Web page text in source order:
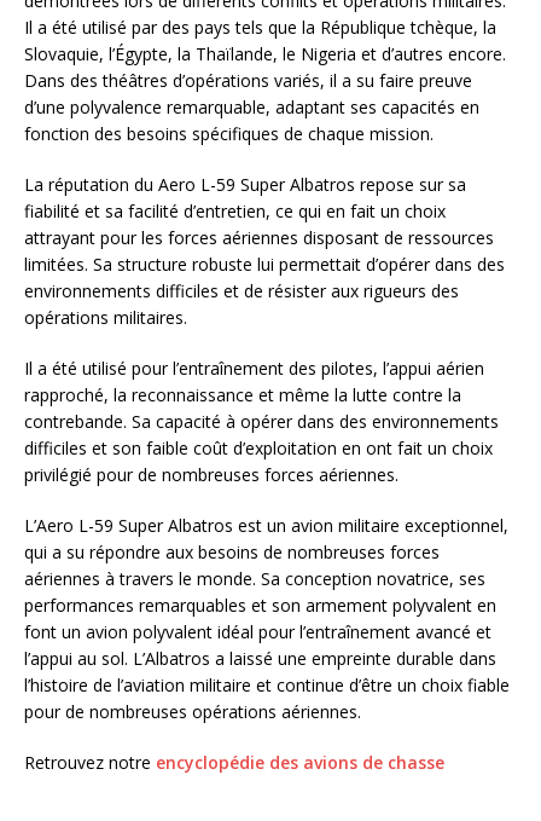
Il a été utilisé par des pays tels que la République tchèque, la
Slovaquie, l’Égypte, la Thaïlande, le Nigeria et d’autres encore.
Dans des théâtres d’opérations variés, il a su faire preuve
d’une polyvalence remarquable, adaptant ses capacités en
fonction des besoins spécifiques de chaque mission.
La réputation du Aero L-59 Super Albatros repose sur sa
fiabilité et sa facilité d’entretien, ce qui en fait un choix
attrayant pour les forces aériennes disposant de ressources
limitées. Sa structure robuste lui permettait d’opérer dans des
environnements difficiles et de résister aux rigueurs des
opérations militaires.
Il a été utilisé pour l’entraînement des pilotes, l’appui aérien
rapproché, la reconnaissance et même la lutte contre la
contrebande. Sa capacité à opérer dans des environnements
difficiles et son faible coût d’exploitation en ont fait un choix
privilégié pour de nombreuses forces aériennes.
L’Aero L-59 Super Albatros est un avion militaire exceptionnel,
qui a su répondre aux besoins de nombreuses forces
aériennes à travers le monde. Sa conception novatrice, ses
performances remarquables et son armement polyvalent en
font un avion polyvalent idéal pour l’entraînement avancé et
l’appui au sol. L’Albatros a laissé une empreinte durable dans
l’histoire de l’aviation militaire et continue d’être un choix fiable
pour de nombreuses opérations aériennes.
Retrouvez notre encyclopédie des avions de chasse